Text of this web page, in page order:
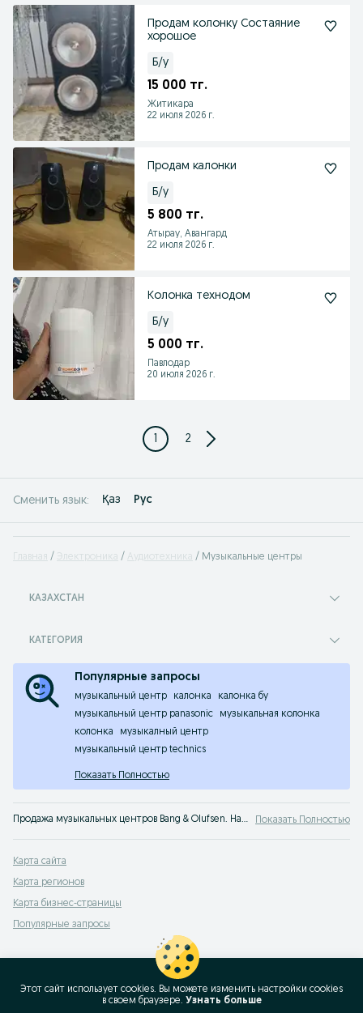
Продам колонку Состаяние
хорошое
Б/у
15 000 тг.
Житикара
22 июля 2026 г.
Продам калонки
Б/у
5 800 тг.
Атырау, Авангард
22 июля 2026 г.
Колонка технодом
Б/у
5 000 тг.
Павлодар
20 июля 2026 г.
1 2
Сменить язык: Қаз Рус
Главная Электроника Аудиотехника Музыкальные центры
КАЗАХСТАН
КАТЕГОРИЯ
Популярные запросы
музыкальный центр калонка
калонка бу
музыкальный центр panasonic
музыкальная колонка
колонка
музыкалный центр
музыкальный центр technics
Показать Полностью
Продажа музыкальных центров Bang & Olufsen. На сервисе объявлений OLX Казахстан легко и быстро можно купить музыкальный центр Bang & Olufsen б/у. Покупай лучшие муз центры на OLX! Показать Полностью
Карта сайта
Карта регионов
Карта бизнес-страницы
Популярные запросы
Этот сайт использует cookies. Вы можете изменить настройки cookies
в своeм браузере. Узнать больше